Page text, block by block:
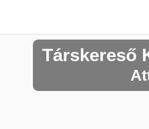
Társkereső